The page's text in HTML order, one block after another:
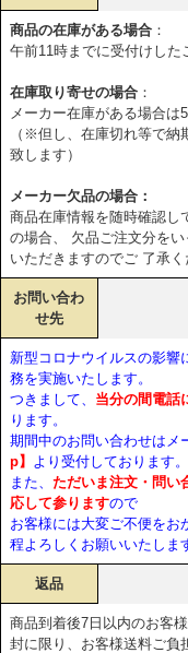
商品の在庫がある場合 ：
午前11時までに受付けした
在庫取り寄せの場合 ：
メーカー在庫がある場合は
（※但し、在庫切れ等で納
致します）
メーカー欠品の場合：
商品在庫情報を随時確認し
の場合、 欠品ご注文分を
いただきますのでご 了承く
お問い合わ
せ先
新型コロナウイルスの影響
務を実施いたします。
つきまして、 当分の間電話
ります。
期間中のお問い合わせはメ
p】
より受付しております。
また、 ただいま注文・問い
応して参りますので
お客様には大変ご不便をお
程よろしくお願いいたしま
返品
商品到着後7日以内のお客
封に限り、お客様送料ご負